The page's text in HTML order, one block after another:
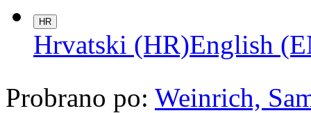
HR
Hrvatski (HR)English
Probrano po: Weinrich,